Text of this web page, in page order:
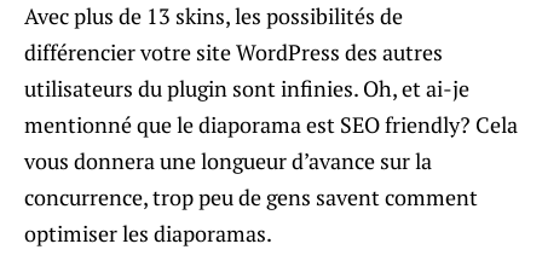
Avec plus de 13 skins, les possibilités de
différencier votre site WordPress des autres
utilisateurs du plugin sont infinies. Oh, et ai-je
mentionné que le diaporama est SEO friendly? Cela
vous donnera une longueur d’avance sur la
concurrence, trop peu de gens savent comment
optimiser les diaporamas.